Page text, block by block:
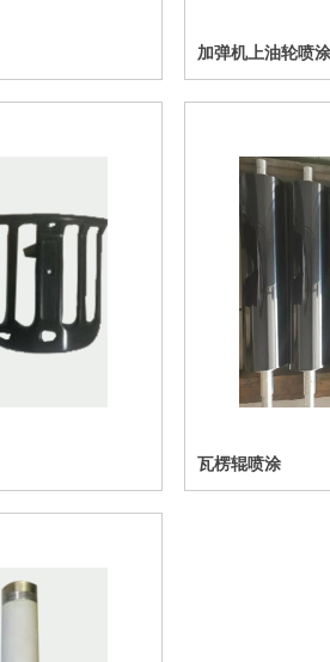
加弹机上油轮喷涂
瓦楞辊喷涂